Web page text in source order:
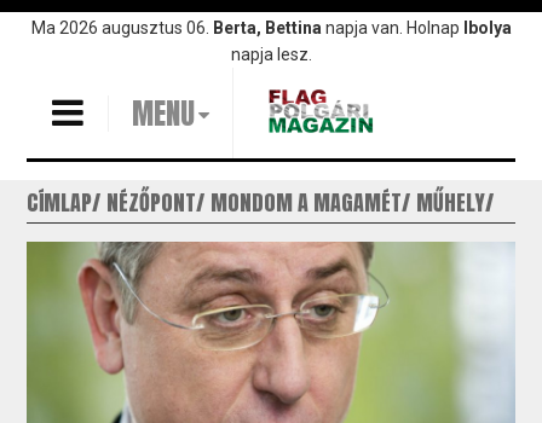
UgrásMa 2026 augusztus 06. Berta, Bettina napja van. Holnap
Ibolya
napja lesz.
MENU
CÍMLAP NÉZŐPONT MONDOM A MAGAMÉT MŰHELY